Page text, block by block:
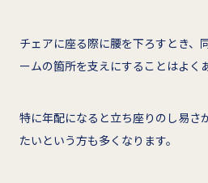
チェアに座る際に腰を下ろすとき、
ームの箇所を支えにすることはよく
特に年配になると立ち座りのし易さ
たいという方も多くなります。